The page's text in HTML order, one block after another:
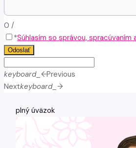
0 /
*Súhlasím so správou,
Odoslať
keyboard_arrow_leftPrevious
Nextkeyboard_arrow_right
plný úväzok